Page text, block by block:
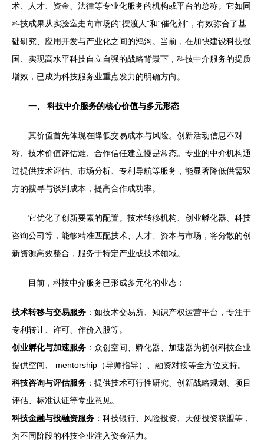
术、人才、资金、法律等专业化服务的机构或平台的总称。它如同
科技成果从实验室走向市场的“摆渡人”和“催化剂”，有效弥合了基
础研究、应用开发与产业化之间的鸿沟。当前，在加快建设科技强
国、实现高水平科技自立自强的战略背景下，科技中介服务的提质
增效，已成为科技服务业重点发力的明确方向。
一、 科技中介服务的核心价值与多元形态
其价值首先体现在降低交易成本与风险。创新活动信息不对
称、技术价值评估难、合作信任建立慢是常态。专业的中介机构通
过提供技术评估、市场分析、专利导航等服务，能显著降低供需双
方的搜寻与谈判成本，提高合作成功率。
它优化了创新要素的配置。技术转移机构、创业孵化器、科技
咨询公司等，能够精准匹配技术、人才、资本与市场，将分散的创
新资源高效整合，服务于特定产业或技术领域。
目前，科技中介服务已形成多元化的业态：
技术转移与交易服务 ：如技术交易所、知识产权运营平台，专注于
专利转让、许可、作价入股等。
创业孵化与加速服务 ：众创空间、孵化器、加速器为初创科技企业
提供空间、 mentorship（导师指导）、融资对接等全方位支持。
科技咨询与评估服务 ：提供技术可行性研究、创新战略规划、项目
评估、标准认证等专业意见。
科技金融与投融资服务 ：科技银行、风险投资、天使投资联盟等，
为不同阶段的科技企业注入资金活力。